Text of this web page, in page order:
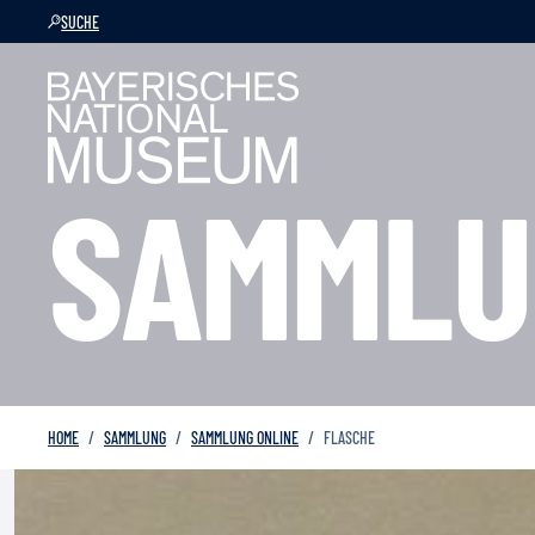
SUCHE
HOME SAMMLUNG SAMMLUNG ONLINE FLASCHE